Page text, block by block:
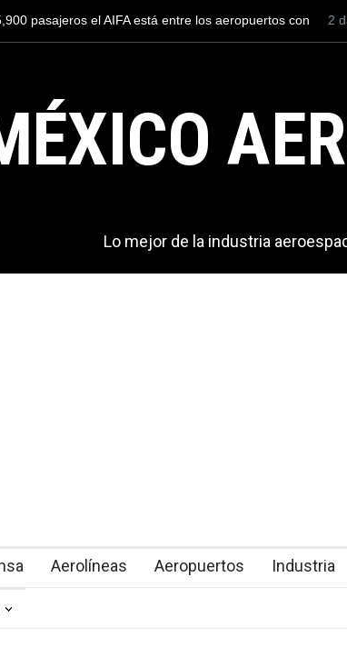
duramente a los F-35C del Cuerpo de Marines de
2
Lo mejor de la industria
Aerolíneas Aeropuertos Industria